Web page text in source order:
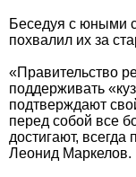
Беседуя с юными
похвалил их за
«Правительство
поддерживать
подтверждают
перед собой все
достигают, всегда
Леонид Маркелов.